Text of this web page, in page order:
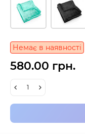
Немає в наявності
580.00 грн.